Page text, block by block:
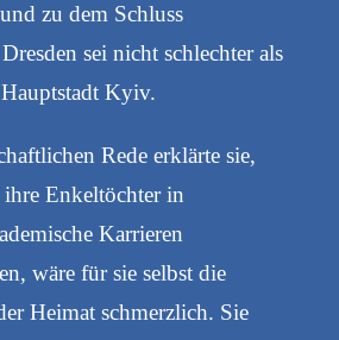
zu dem Schluss
sei nicht schlechter als
Kyiv.
Rede erklärte sie,
Enkeltöchter in
Karrieren
wäre für sie selbst die
Heimat schmerzlich. Sie